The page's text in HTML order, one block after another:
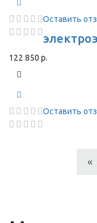
Оставить
122 850 р.
Оставить
«